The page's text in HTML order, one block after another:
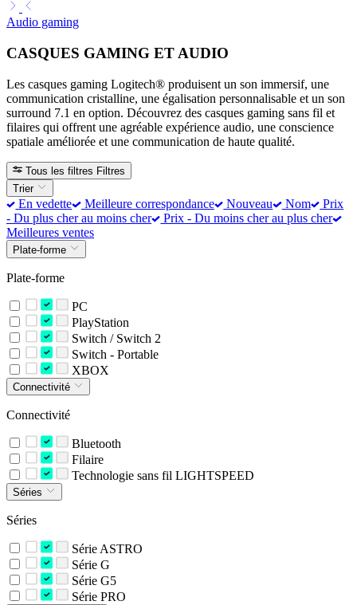
Audio gaming
CASQUES GAMING ET AUDIO
Les casques gaming Logitech® produisent un son immersif, une
communication cristalline, une égalisation personnalisable et un son
surround 7.1 en option. Découvrez des casques gaming sans fil et
filaires qui offrent une agréable expérience audio, une conscience
spatiale améliorée et une communication de haute qualité.
Tous les filtres Filtres
Trier
En vedette Meilleure correspondance Nouveau Nom
Prix
- Du plus cher au moins cher
Prix - Du moins cher au plus cher
Meilleures ventes
Plate-forme
Plate-forme
PC
PlayStation
Switch / Switch 2
Switch - Portable
XBOX
Connectivité
Connectivité
Bluetooth
Filaire
Technologie sans fil LIGHTSPEED
Séries
Séries
Série ASTRO
Série G
Série G5
Série PRO